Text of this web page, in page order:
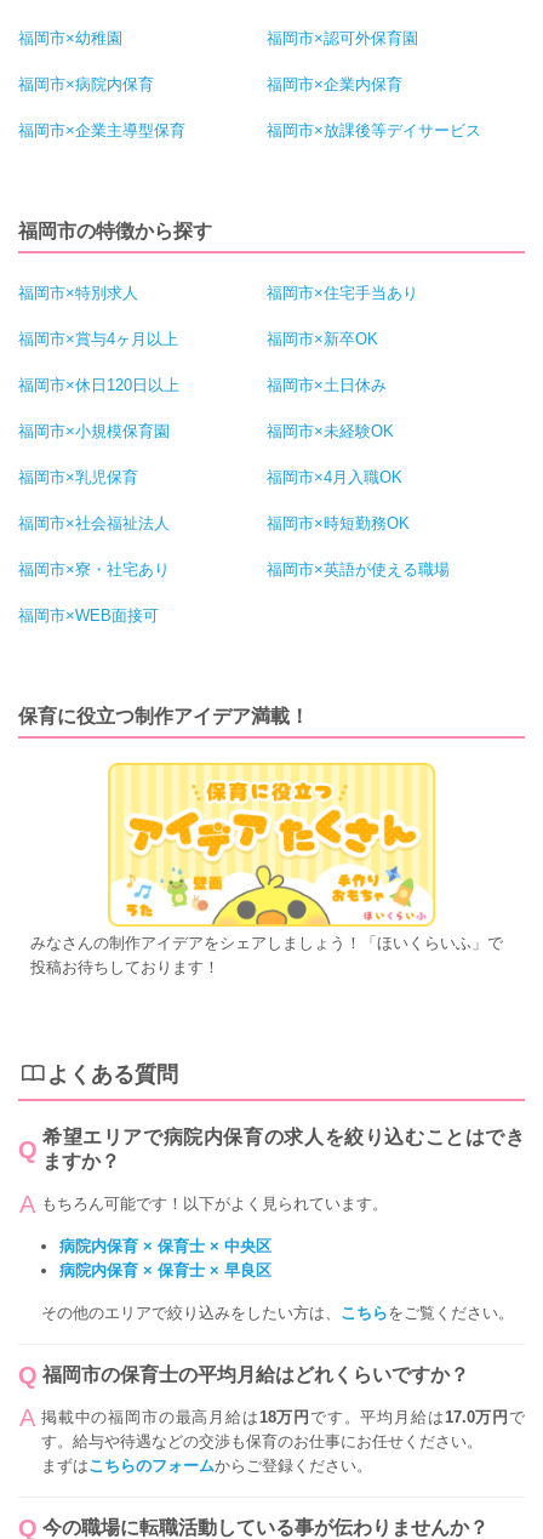
福岡市×幼稚園 福岡市×認可外保育園
福岡市×病院内保育 福岡市×企業内保育
福岡市×企業主導型保育 福岡市×放課後等デイサービス
福岡市の特徴から探す
福岡市×特別求人 福岡市×住宅手当あり
福岡市×賞与4ヶ月以上 福岡市×新卒OK
福岡市×休日120日以上 福岡市×土日休み
福岡市×小規模保育園 福岡市×未経験OK
福岡市×乳児保育 福岡市×4月入職OK
福岡市×社会福祉法人 福岡市×時短勤務OK
福岡市×寮・社宅あり 福岡市×英語が使える職場
福岡市×WEB面接可
保育に役立つ制作アイデア満載！
みなさんの制作アイデアをシェアしましょう！「ほいくらいふ」で
投稿お待ちしております！
よくある質問
希望エリアで病院内保育の求人を絞り込むことはでき
ますか？
もちろん可能です！以下がよく見られています。
病院内保育 × 保育士 × 中央区
病院内保育 × 保育士 × 早良区
その他のエリアで絞り込みをしたい方は、 こちらをご覧ください。
福岡市の保育士の平均月給はどれくらいですか？
掲載中の福岡市の最高月給は18万円です。平均月給は17.0万円で
す。給与や待遇などの交渉も保育のお仕事にお任せください。
まずはこちらのフォームからご登録ください。
今の職場に転職活動している事が伝わりませんか？